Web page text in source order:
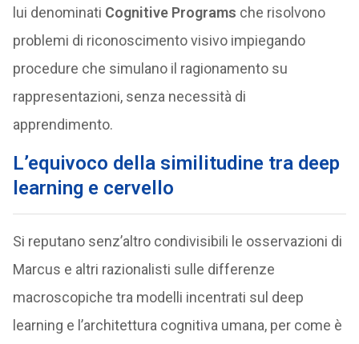
lui denominati Cognitive Programs che risolvono
problemi di riconoscimento visivo impiegando
procedure che simulano il ragionamento su
rappresentazioni, senza necessità di
apprendimento.
L’equivoco della similitudine tra deep
learning e cervello
Si reputano senz’altro condivisibili le osservazioni di
Marcus e altri razionalisti sulle differenze
macroscopiche tra modelli incentrati sul deep
learning e l’architettura cognitiva umana, per come è